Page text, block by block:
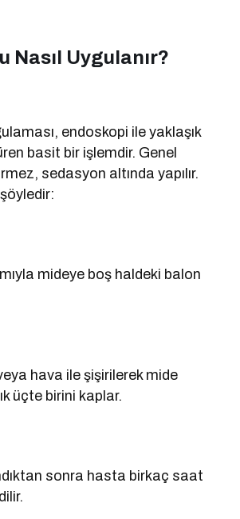
Nasıl Uygulanır?
endoskopi ile yaklaşık
basit bir işlemdir. Genel
sedasyon altında yapılır.
mideye boş haldeki balon
hava ile şişirilerek mide
üçte birini kaplar.
sonra hasta birkaç saat